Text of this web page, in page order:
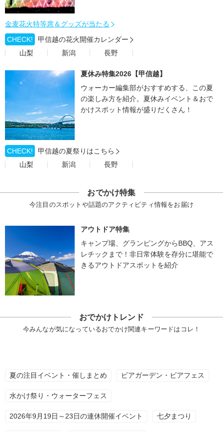
金麦花火特等席＆グッズが当たる
CHECK!
甲信越の花火開催カレンダー
山梨
新潟 長野
夏休み特集2026【甲信越】
ウォーカー編集部がおすすめする、この夏
の楽しみ方を紹介。夏休みイベント＆おで
かけスポット情報が盛りだくさん！
CHECK!
甲信越の夏祭りはこちら
山梨
新潟 長野
おでかけ特集
今注目のスポットや話題のアクティビティ情報をお届け
アウトドア特集
キャンプ場、グランピングからBBQ、アス
レチックまで！非日常体験を存分に堪能で
きるアウトドアスポットを紹介
おでかけトレンド
今みんなが気になっているおでかけ関連キーワードはコレ！
夏の注目イベント・催しまとめ ビアガーデン・ビアフェス
水かけ祭り・ウォーターフェス
2026年9月19日～23日の連休開催イベント 七夕まつり